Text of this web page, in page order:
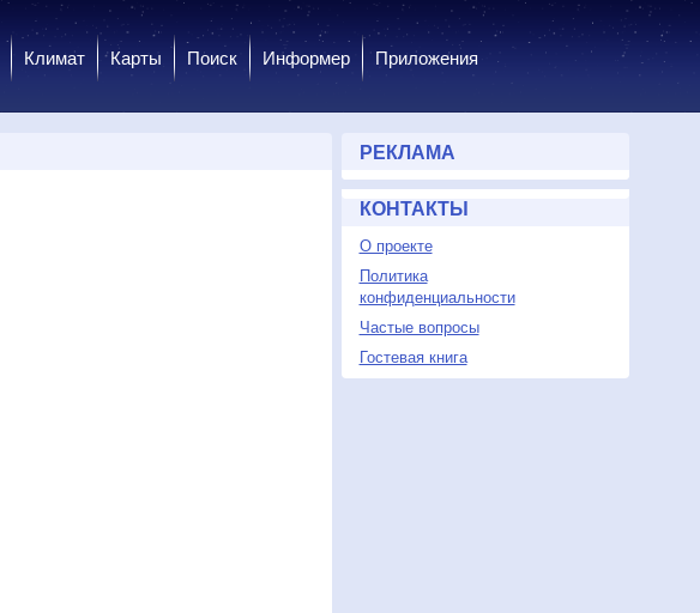
Климат Карты Поиск Информер Приложения
РЕКЛАМА
КОНТАКТЫ
О проекте
Политика
конфиденциальности
Частые вопросы
Гостевая книга